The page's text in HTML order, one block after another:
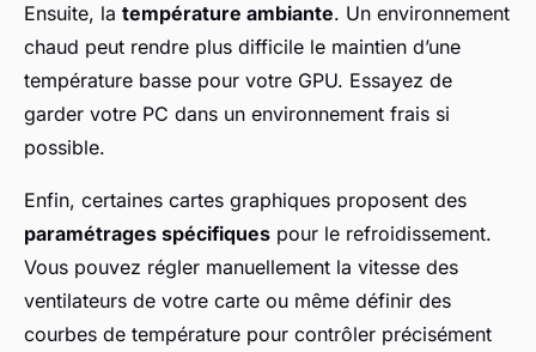
Ensuite, la température ambiante. Un environnement
chaud peut rendre plus difficile le maintien d’une
température basse pour votre GPU. Essayez de
garder votre PC dans un environnement frais si
possible.
Enfin, certaines cartes graphiques proposent des
paramétrages spécifiques pour le refroidissement.
Vous pouvez régler manuellement la vitesse des
ventilateurs de votre carte ou même définir des
courbes de température pour contrôler précisément